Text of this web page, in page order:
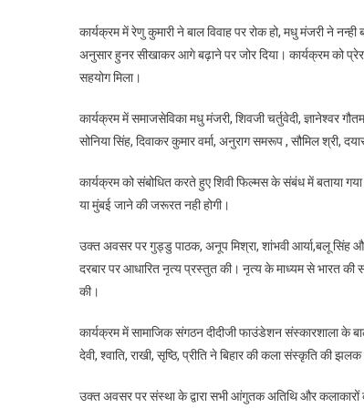
कार्यक्रम में रेणु कुमारी ने बाल विवाह पर रोक हो, मधु मंजरी ने
अनुसार हुनर सीखाकर आगे बढ़ाने पर जोर दिया। कार्यक्रम को
सहयोग मिला।
कार्यक्रम में समाजसेविका मधु मंजरी, शिवजी चर्तुवेदी, ज्ञानेश्वर
सोनिया सिंह, दिवाकर कुमार वर्मा, अनुराग समरूप , सौमिल श्री,
कार्यक्रम को संबोधित करते हुए शिवी फिल्मस के संबंध में बताया
या मुंबई जाने की जरूरत नही होगी।
उक्त अवसर पर गुड्डु पाठक, अनूप मिश्रा, शांभवी आर्या,बलू सिंह
दरबार पर आधारित नृत्य प्रस्तुत की। नृत्य के माध्यम से भारत की
की।
कार्यक्रम में सामाजिक संगठन दीदीजी फाउंडेशन संस्कारशाला के
देवी, श्वाति, राखी, सृष्ठि, प्रीति ने बिहार की कला संस्कृति की
उक्त अवसर पर संस्था के द्वारा सभी आंगुतक अतिथि और कलाकारों